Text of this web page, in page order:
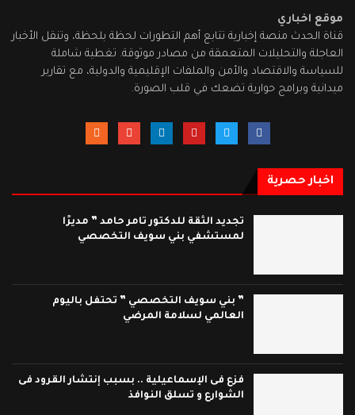
موقع اخباري
قناة الحدث منصة إخبارية تتابع أهم التطورات لحظة بلحظة، وتنقل الأخبار
العاجلة والتحليلات المتعمقة من مصادر موثوقة. تغطية شاملة
للسياسة والاقتصاد والأمن والملفات الإقليمية والدولية، مع تقارير
ميدانية وبرامج حوارية تضعك في قلب الصورة.
اخبار حصرية
تجديد الثقة للدكتور تامر حامد ” مديرًا
لمستشفي بني سويف التخصصي
” بني سويف التخصصي ” تحتفل باليوم
العالمي لسلامة المرضي
فزع فى الإسماعيلية .. بسبب إنتشار القرود فى
الشوارع و تسلق النوافذ